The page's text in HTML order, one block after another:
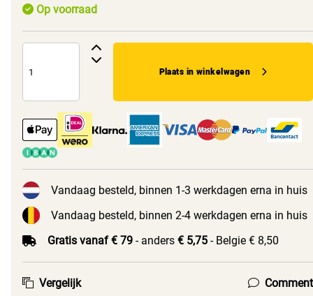
Op voorraad
Plaats in winkelwagen
Vandaag besteld, binnen 1-3 werkdagen erna in huis
Vandaag besteld, binnen 2-4 werkdagen erna in huis
Gratis vanaf € 79 - anders € 5,75 - Belgie € 8,50
Vergelijk Comment